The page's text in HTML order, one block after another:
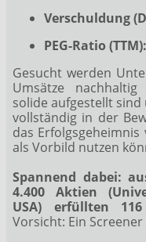
Verschuldung
PEG-Ratio (TTM):
Gesucht werden
Umsätze
solide aufgestellt
vollständig in der
das
als Vorbild nutzen
Spannend dabei:
4.400 Aktien
USA) erfüllten
Vorsicht: Ein